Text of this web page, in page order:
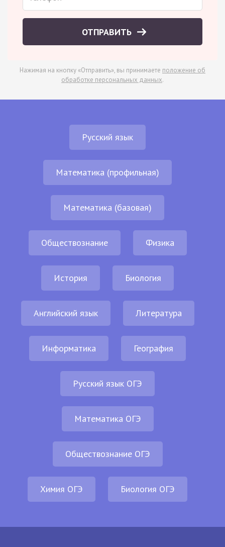
ОТПРАВИТЬ
Нажимая на кнопку «Отправить», вы принимаете положение об
обработке персональных данных.
Русский язык
Математика (профильная)
Математика (базовая)
Обществознание Физика
История Биология
Английский язык Литература
Информатика География
Русский язык ОГЭ
Математика ОГЭ
Обществознание ОГЭ
Химия ОГЭ Биология ОГЭ